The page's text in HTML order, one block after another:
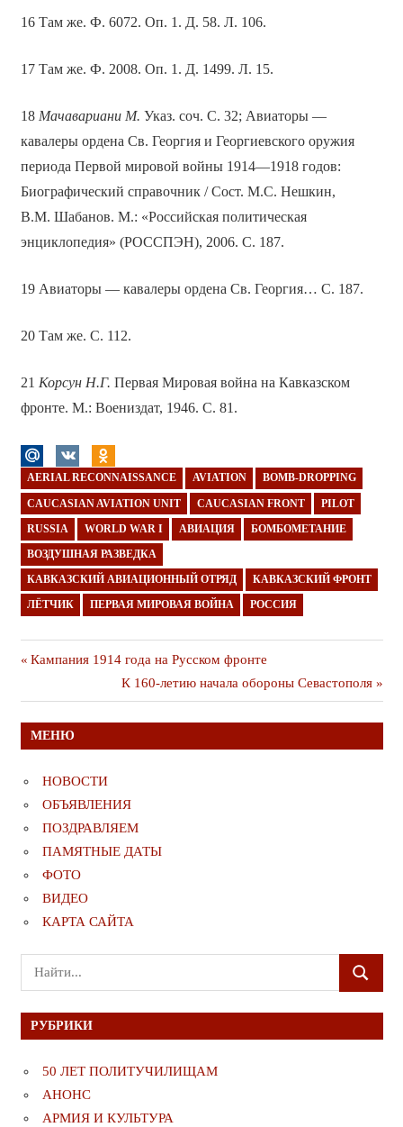
16 Там же. Ф. 6072. Оп. 1. Д. 58. Л. 106.
17 Там же. Ф. 2008. Оп. 1. Д. 1499. Л. 15.
18 Мачавариани М. Указ. соч. С. 32; Авиаторы —
кавалеры ордена Св. Георгия и Георгиевского оружия
периода Первой мировой войны 1914—1918 годов:
Биографический справочник / Сост. М.С. Нешкин,
В.М. Шабанов. М.: «Российская политическая
энциклопедия» (РОССПЭН), 2006. С. 187.
19 Авиаторы — кавалеры ордена Св. Георгия… С. 187.
20 Там же. С. 112.
21 Корсун Н.Г. Первая Мировая война на Кавказском
фронте. М.: Воениздат, 1946. С. 81.
AERIAL RECONNAISSANCE AVIATION BOMB-DROPPING
CAUCASIAN AVIATION UNIT CAUCASIAN FRONT PILOT
RUSSIA WORLD WAR I АВИАЦИЯ БОМБОМЕТАНИЕ
ВОЗДУШНАЯ РАЗВЕДКА
КАВКАЗСКИЙ АВИАЦИОННЫЙ ОТРЯД КАВКАЗСКИЙ ФРОНТ
ЛЁТЧИК ПЕРВАЯ МИРОВАЯ ВОЙНА РОССИЯ
Навигация
по
записям
Предыдущая
Кампания 1914 года на Русском фронте
Следующая
публикация
К 160-летию начала обороны Севастополя
МЕНЮ
НОВОСТИ
ОБЪЯВЛЕНИЯ
ПОЗДРАВЛЯЕМ
ПАМЯТНЫЕ ДАТЫ
ФОТО
ВИДЕО
КАРТА САЙТА
Поиск
для:
ПОИСК
РУБРИКИ
50 ЛЕТ ПОЛИТУЧИЛИЩАМ
АНОНС
АРМИЯ И КУЛЬТУРА